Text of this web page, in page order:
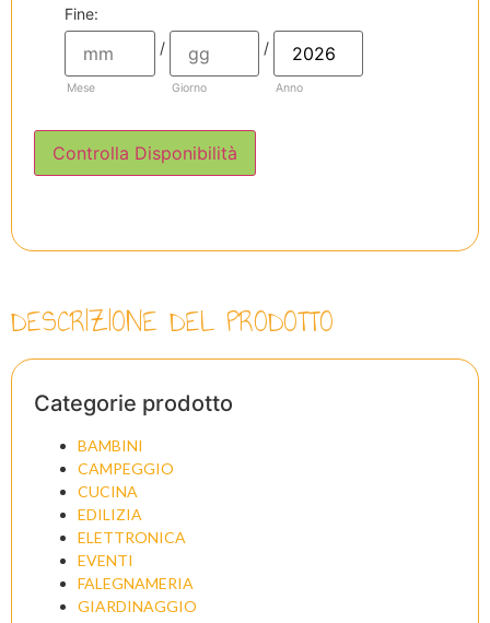
Fine:
Mese
/
Giorno
/
Anno
Controlla Disponibilità
DESCRIZIONE DEL PRODOTTO
Categorie prodotto
BAMBINI
CAMPEGGIO
CUCINA
EDILIZIA
ELETTRONICA
EVENTI
FALEGNAMERIA
GIARDINAGGIO